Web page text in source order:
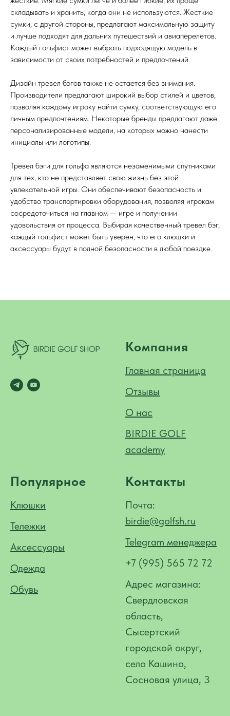
складывать и хранить, когда они не используются. Жесткие
сумки, с другой стороны, предлагают максимальную защиту
и лучше подходят для дальних путешествий и авиаперелетов.
Каждый гольфист может выбрать подходящую модель в
зависимости от своих потребностей и предпочтений.
Дизайн тревел бэгов также не остается без внимания.
Производители предлагают широкий выбор стилей и цветов,
позволяя каждому игроку найти сумку, соответствующую его
личным предпочтениям. Некоторые бренды предлагают даже
персонализированные модели, на которых можно нанести
инициалы или логотипы.
Тревел бэги для гольфа являются незаменимыми спутниками
для тех, кто не представляет свою жизнь без этой
увлекательной игры. Они обеспечивают безопасность и
удобство транспортировки оборудования, позволяя игрокам
сосредоточиться на главном — игре и получении
удовольствия от процесса. Выбирая качественный тревел бэг,
каждый гольфист может быть уверен, что его клюшки и
аксессуары будут в полной безопасности в любой поездке.
Компания
Главная страница
Отзывы
О нас
BIRDIE GOLF
academy
Популярное
Клюшки
Тележки
Аксессуары
Одежда
Обувь
Контакты
Почта:
birdie@golfsh.ru
Telegram менеджера
+7 (995) 565 72 72
Адрес магазина:
Свердловская
область,
Сысертский
городской округ,
село Кашино,
Сосновая улица, 3